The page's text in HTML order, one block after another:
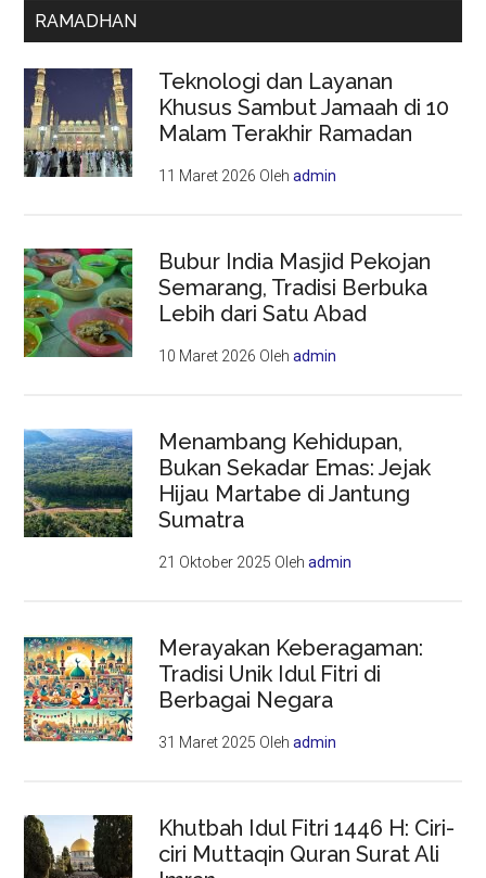
RAMADHAN
Teknologi dan Layanan
Khusus Sambut Jamaah di 10
Malam Terakhir Ramadan
11 Maret 2026 Olehadmin
Bubur India Masjid Pekojan
Semarang, Tradisi Berbuka
Lebih dari Satu Abad
10 Maret 2026 Olehadmin
Menambang Kehidupan,
Bukan Sekadar Emas: Jejak
Hijau Martabe di Jantung
Sumatra
21 Oktober 2025 Olehadmin
Merayakan Keberagaman:
Tradisi Unik Idul Fitri di
Berbagai Negara
31 Maret 2025 Olehadmin
Khutbah Idul Fitri 1446 H: Ciri-
ciri Muttaqin Quran Surat Ali